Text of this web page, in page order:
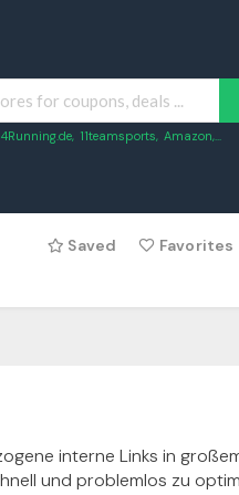
, 11teamsports, Amazon,...
Saved Favorites
interne Links in
und problemlos zu